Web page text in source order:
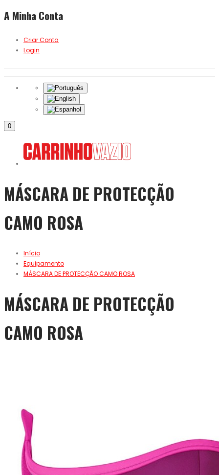
A Minha Conta
Criar Conta
Login
0
MÁSCARA DE PROTECÇÃO
CAMO ROSA
Início
Equipamento
MÁSCARA DE PROTECÇÃO CAMO ROSA
MÁSCARA DE PROTECÇÃO
CAMO ROSA